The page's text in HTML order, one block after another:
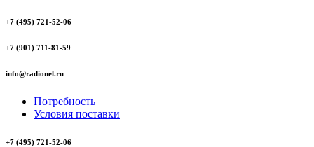
+7 (495) 721-52-06
+7 (901) 711-81-59
info@radionel.ru
Потребность
Условия поставки
+7 (495) 721-52-06